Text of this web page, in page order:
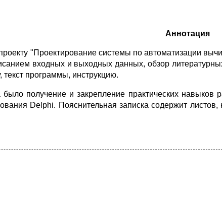
Аннотация
"Проектирование системы по автоматизации
входных и выходных данных, обзор
текст программы, инструкцию.
получение и закрепление практических
Delphi. Пояснительная записка содержит